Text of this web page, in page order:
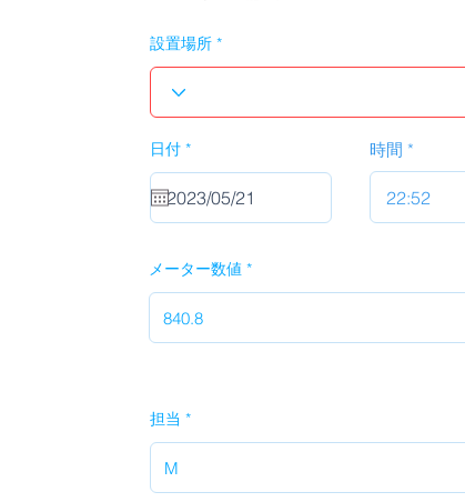
設置場所
日付 *r
q
u
i
r
時間
メーター数値
担当